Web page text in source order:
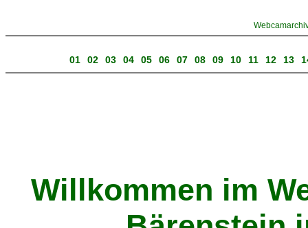
01 02 03 04 05 06 07 08 09 10 11 12 13
Willkommen im